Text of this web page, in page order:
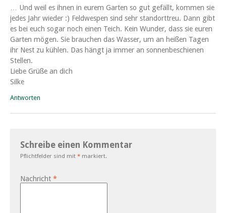
… Und weil es ihnen in eurem Garten so gut gefällt, kommen sie
jedes Jahr wieder :) Feldwespen sind sehr standorttreu. Dann gibt
es bei euch sogar noch einen Teich. Kein Wunder, dass sie euren
Garten mögen. Sie brauchen das Wasser, um an heißen Tagen
ihr Nest zu kühlen. Das hängt ja immer an sonnenbeschienen
Stellen.
Liebe Grüße an dich
Silke
Antworten
Schreibe einen Kommentar
Pflichtfelder sind mit * markiert.
Nachricht *